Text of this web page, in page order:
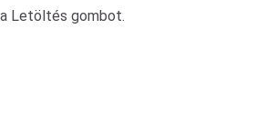
Letöltés gombot.